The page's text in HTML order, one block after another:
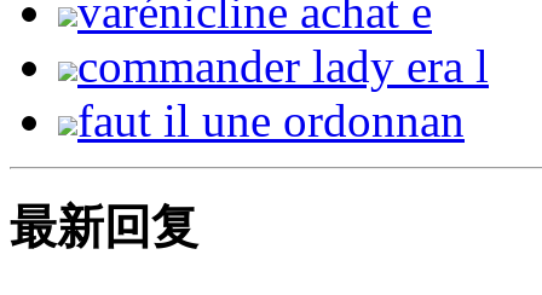
varénicline achat e
commander lady era l
faut il une ordonnan
最新回复